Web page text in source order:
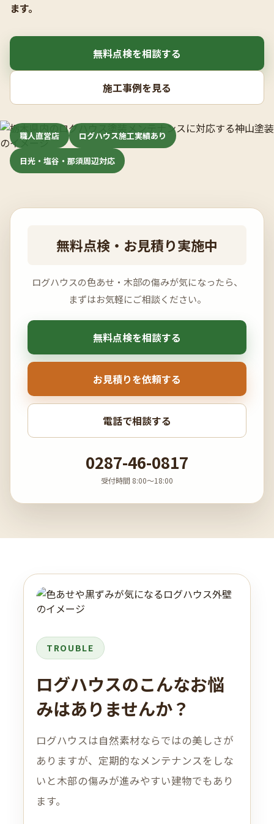
ます。
無料点検を相談する
施工事例を見る
職人直営店 ログハウス施工実績あり
日光・塩谷・那須周辺対応
無料点検・お見積り実施中
ログハウスの色あせ・木部の傷みが気になったら、
まずはお気軽にご相談ください。
無料点検を相談する
お見積りを依頼する
電話で相談する
0287-46-0817
受付時間 8:00〜18:00
TROUBLE
ログハウスのこんなお悩
みはありませんか？
ログハウスは自然素材ならではの美しさが
ありますが、定期的なメンテナンスをしな
いと木部の傷みが進みやすい建物でもあり
ます。